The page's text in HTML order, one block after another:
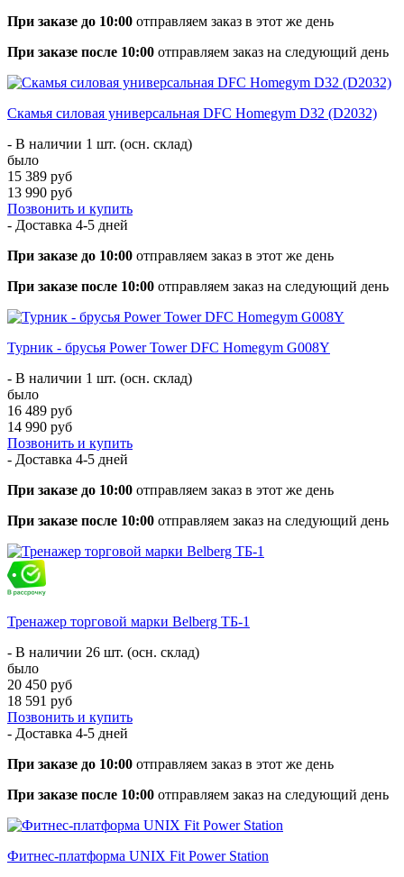
При заказе до 10:00 отправляем заказ в этот же день
При заказе после 10:00 отправляем заказ на следующий день
Cкамья силовая универсальная DFC Homegym D32 (D2032)
- В наличии 1 шт. (осн. склад)
было
15 389 руб
13 990 руб
Позвонить и купить
- Доставка 4-5 дней
При заказе до 10:00 отправляем заказ в этот же день
При заказе после 10:00 отправляем заказ на следующий день
Турник - брусья Power Tower DFC Homegym G008Y
- В наличии 1 шт. (осн. склад)
было
16 489 руб
14 990 руб
Позвонить и купить
- Доставка 4-5 дней
При заказе до 10:00 отправляем заказ в этот же день
При заказе после 10:00 отправляем заказ на следующий день
Тренажер торговой марки Belberg ТБ-1
- В наличии 26 шт. (осн. склад)
было
20 450 руб
18 591 руб
Позвонить и купить
- Доставка 4-5 дней
При заказе до 10:00 отправляем заказ в этот же день
При заказе после 10:00 отправляем заказ на следующий день
Фитнес-платформа UNIX Fit Power Station